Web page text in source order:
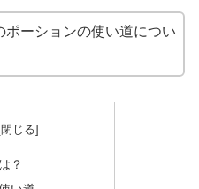
ポーションの使い道につい
？